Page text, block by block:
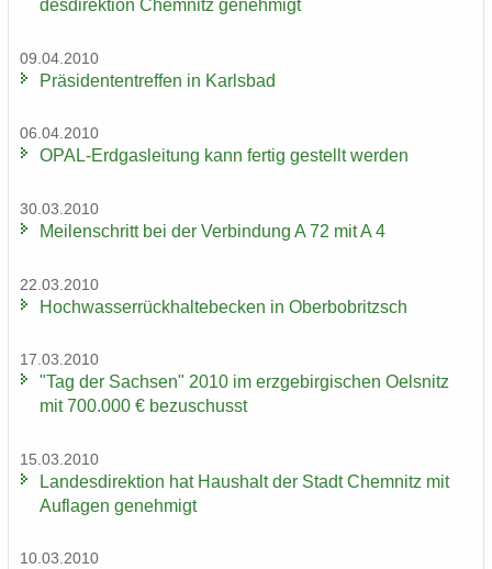
des­di­rek­ti­on Chem­nitz ge­neh­migt
09.04.2010
Prä­si­den­ten­tref­fen in Karls­bad
06.04.2010
OPAL-​Erdgasleitung kann fer­tig ge­stellt wer­den
30.03.2010
Mei­len­schritt bei der Ver­bin­dung A 72 mit A 4
22.03.2010
Hoch­was­ser­rück­hal­te­be­cken in Ober­bobritzsch
17.03.2010
"Tag der Sach­sen" 2010 im erz­ge­bir­gi­schen Oels­nitz
mit 700.000 € be­zu­schusst
15.03.2010
Lan­des­di­rek­ti­on hat Haus­halt der Stadt Chem­nitz mit
Auf­la­gen ge­neh­migt
10.03.2010